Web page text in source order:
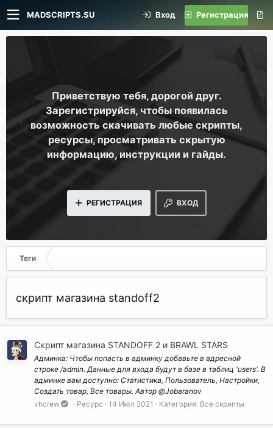
MADSCRIPTS.SU Вход Регистрация
Приветствую тебя, дорогой друг.
Зарегистрируйся, чтобы появилась
возможность скачивать любые скрипты,
ресурсы, просматривать скрытую
информацию, инструкции и гайды.
ВХОД
РЕГИСТРАЦИЯ
Теги
скрипт магазина standoff2
Скрипт магазина STANDOFF 2 и BRAWL STARS
Админка: Чтобы попасть в админку добавьте в адресной
строке /admin. Данные для входа будут в базе в таблиц 'users'. В
админке вам доступно: Статистика, Пользователь, Настройки,
Создать товар, Все товары. Автор @Jobaranov
vhcrew
Ресурс 14 Июл 2021 Категория: Все скрипты